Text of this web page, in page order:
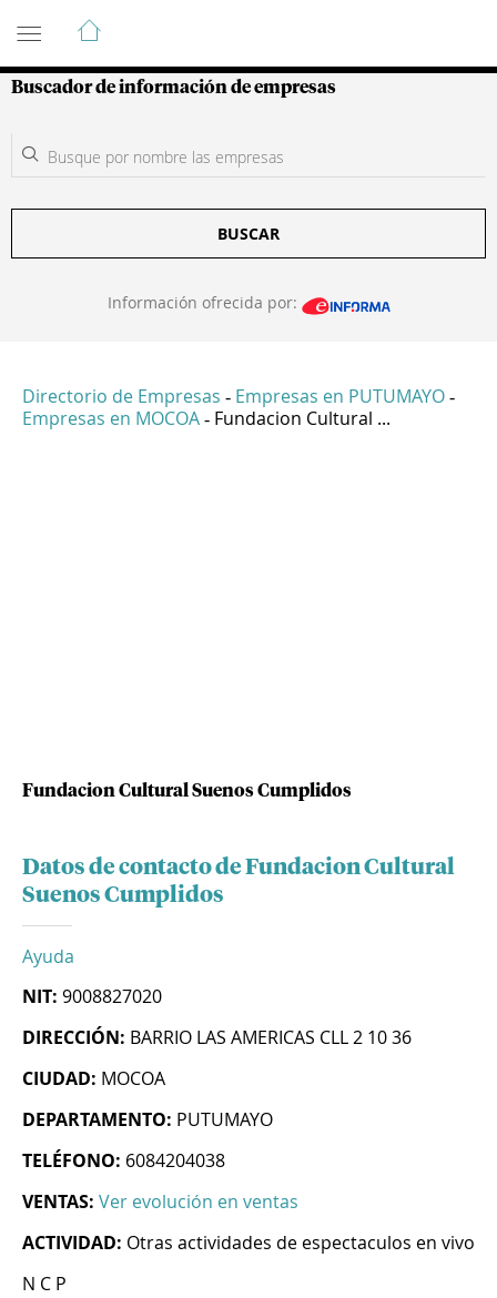
Guía de Empresas Colombianas
Buscador de información de empresas
BUSCAR
Información ofrecida por:
Directorio de Empresas - Empresas en PUTUMAYO -
Empresas en MOCOA - Fundacion Cultural ...
Fundacion Cultural Suenos Cumplidos
Datos de contacto de Fundacion Cultural
Suenos Cumplidos
Ayuda
NIT: 9008827020
DIRECCIÓN: BARRIO LAS AMERICAS CLL 2 10 36
CIUDAD: MOCOA
DEPARTAMENTO: PUTUMAYO
TELÉFONO: 6084204038
VENTAS: Ver evolución en ventas
ACTIVIDAD: Otras actividades de espectaculos en vivo
N C P